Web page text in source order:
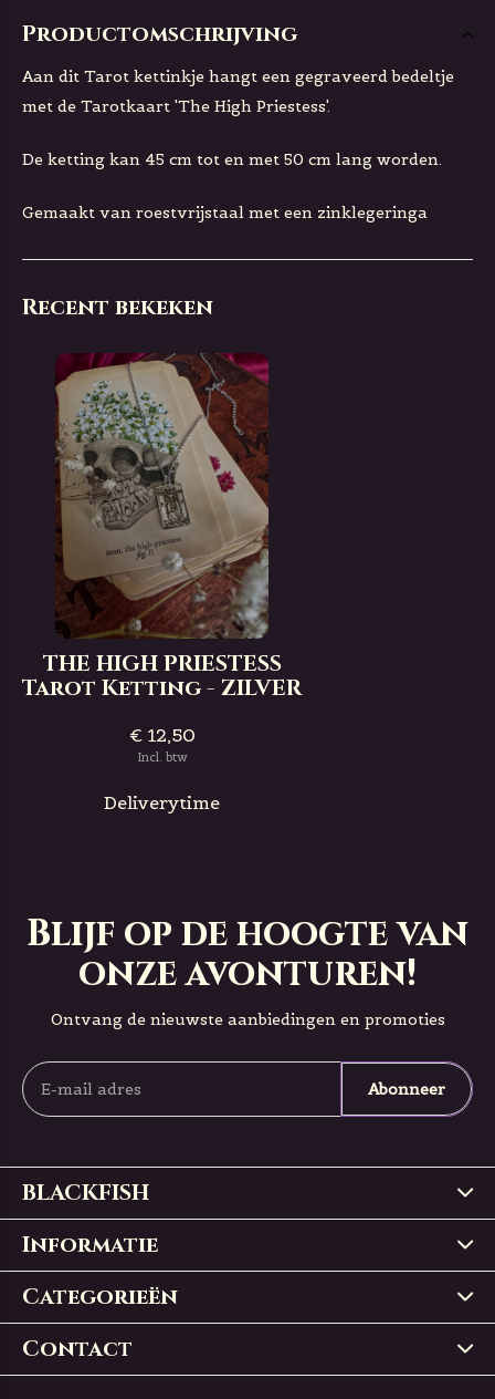
Productomschrijving
Aan dit Tarot kettinkje hangt een gegraveerd bedeltje
met de Tarotkaart 'The High Priestess'.
De ketting kan 45 cm tot en met 50 cm lang worden.
Gemaakt van roestvrijstaal met een zinklegeringa
Recent bekeken
THE HIGH PRIESTESS
Tarot Ketting - ZILVER
€ 12,50
Incl. btw
Deliverytime
Blijf op de hoogte van
onze avonturen!
Ontvang de nieuwste aanbiedingen en promoties
Abonneer
BLACKFISH
Informatie
Categorieën
Contact